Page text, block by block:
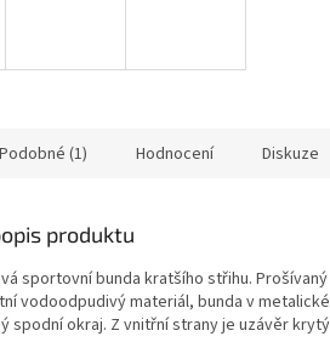
Podobné (1) Hodnocení Diskuze
produktu
sportovní bunda kratšího střihu.
vodoodpudivý materiál, bunda v
spodní okraj. Z vnitřní strany je uzávěr